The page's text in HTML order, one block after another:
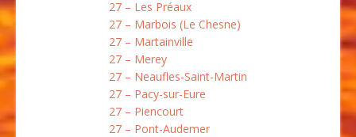
27 – Les Préaux
27 – Marbois (Le Chesne)
27 – Martainville
27 – Merey
27 – Neaufles-Saint-Martin
27 – Pacy-sur-Eure
27 – Piencourt
27 – Pont-Audemer